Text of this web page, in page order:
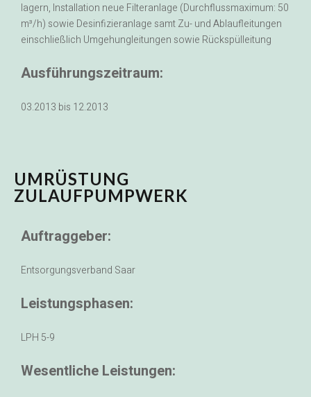
lagern, Installation neue Filteranlage (Durchflussmaximum: 50
m³/h) sowie Desinfizieranlage samt Zu- und Ablaufleitungen
einschließlich Umgehungleitungen sowie Rückspülleitung
Ausführungszeitraum:
03.2013 bis 12.2013
UMRÜSTUNG
ZULAUFPUMPWERK
Auftraggeber:
Entsorgungsverband Saar
Leistungsphasen:
LPH 5-9
Wesentliche Leistungen: